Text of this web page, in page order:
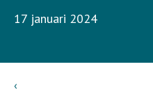
17 januari 2024